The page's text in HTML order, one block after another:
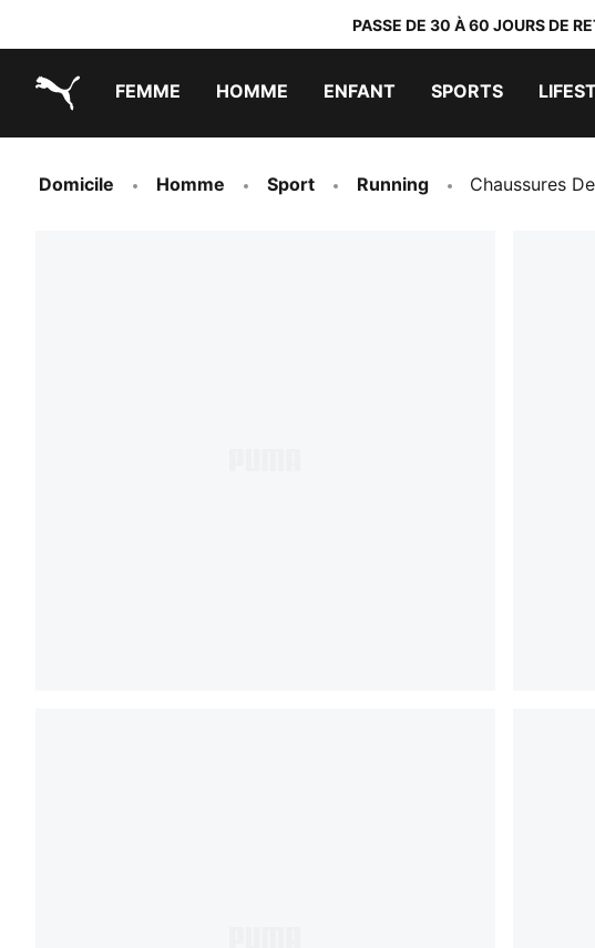
PASSE DE 30 À 60 JOURS DE
FEMME HOMME ENFANT SPORTS
Domicile Homme Sport Running Chaussures